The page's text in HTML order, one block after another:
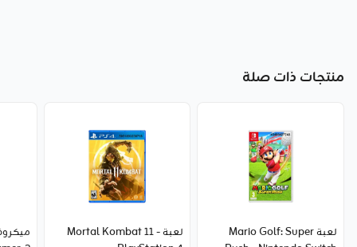
منتجات ذات صلة
لعبة Mario Golf: Super
لعبة Mortal Kombat 11 -